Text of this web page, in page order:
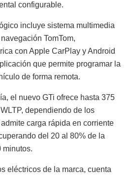
configurable.
incluye sistema multimedia
TomTom,
con Apple CarPlay y Android
que permite programar la
de forma remota.
el nuevo GTi ofrece hasta 375
dependiendo de los
carga rápida en corriente
del 20 al 80% de la
minutos.
eléctricos de la marca, cuenta